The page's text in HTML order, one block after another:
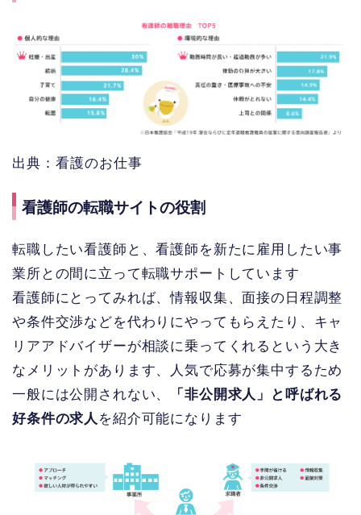
出典：看護のお仕事
看護師の転職サイトの役割
転職したい看護師と、看護師を新たに雇用したい事
業所との間に立って転職サポートしています
看護師にとってみれば、情報収集、面接の日程調整
や条件交渉などを代わりにやってもらえたり、キャ
リアアドバイザーが相談に乗ってくれるという大き
なメリットがあります、人気で応募が集中するため
一般には公開されない、
「非公開求人」と呼ばれる
好条件の求人 を紹介可能になります